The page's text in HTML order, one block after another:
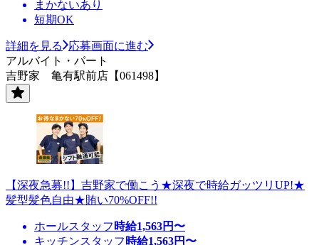
まかないあり
短期OK
詳細を見る
応募画面に進む
アルバイト・パート
吉野家 亀有駅前店【061498】
【深夜急募!!】吉野家で働こう★深夜で時給ガッツリUP!★
髪型髪色自由★賄い70%OFF!!
ホールスタッフ 時給1,563円〜
キッチンスタッフ 時給1,563円〜